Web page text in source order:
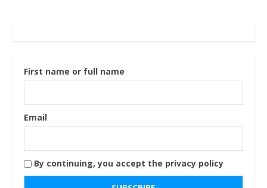
First name or full name
Email
By continuing, you accept the privacy policy